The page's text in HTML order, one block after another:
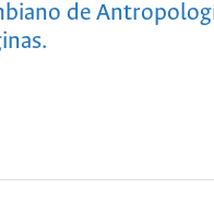
de